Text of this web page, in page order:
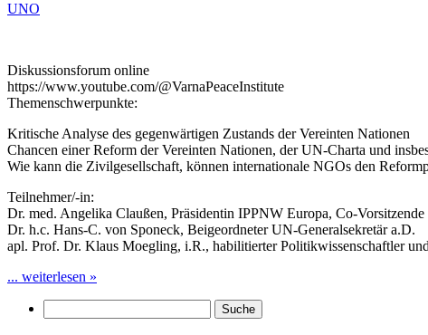
UNO
Diskussionsforum online
https://www.youtube.com/@VarnaPeaceInstitute
Themenschwerpunkte:
Kritische Analyse des gegenwärtigen Zustands der Vereinten Nationen
Chancen einer Reform der Vereinten Nationen, der UN-Charta und
Wie kann die Zivilgesellschaft, können internationale NGOs den
Teilnehmer/-in:
Dr. med. Angelika Claußen, Präsidentin IPPNW Europa, Co-
Dr. h.c. Hans-C. von Sponeck, Beigeordneter UN-Generalsekretär a.D.
apl. Prof. Dr. Klaus Moegling, i.R., habilitierter Politikwissenschaftler
... weiterlesen »